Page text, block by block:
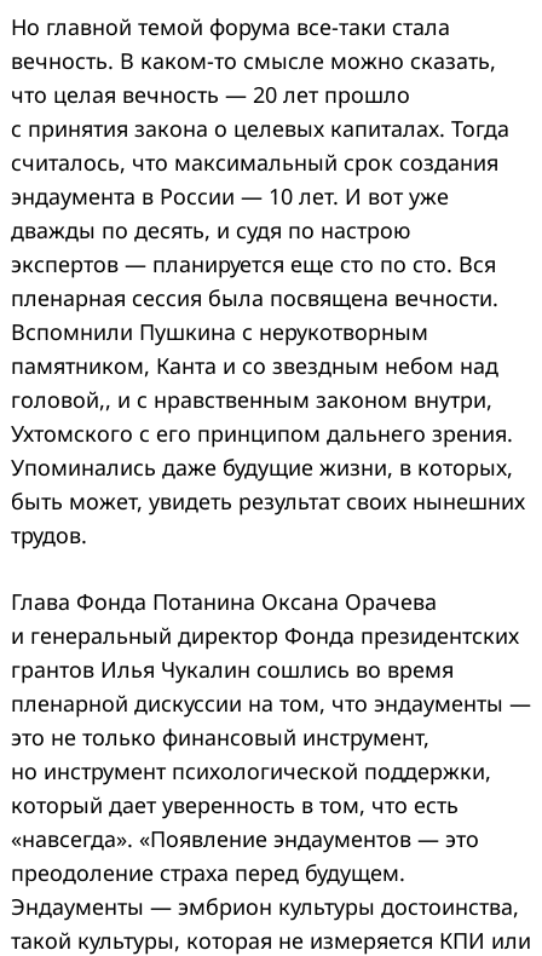
Но главной темой форума все-таки стала
вечность. В каком-то смысле можно сказать,
что целая вечность — 20 лет прошло
с принятия закона о целевых капиталах. Тогда
считалось, что максимальный срок создания
эндаумента в России — 10 лет. И вот уже
дважды по десять, и судя по настрою
экспертов — планируется еще сто по сто. Вся
пленарная сессия была посвящена вечности.
Вспомнили Пушкина с нерукотворным
памятником, Канта и со звездным небом над
головой,, и с нравственным законом внутри,
Ухтомского с его принципом дальнего зрения.
Упоминались даже будущие жизни, в которых,
быть может, увидеть результат своих нынешних
трудов.
Глава Фонда Потанина Оксана Орачева
и генеральный директор Фонда президентских
грантов Илья Чукалин сошлись во время
пленарной дискуссии на том, что эндаументы —
это не только финансовый инструмент,
но инструмент психологической поддержки,
который дает уверенность в том, что есть
«навсегда». «Появление эндаументов — это
преодоление страха перед будущем.
Эндаументы — эмбрион культуры достоинства,
такой культуры, которая не измеряется КПИ или